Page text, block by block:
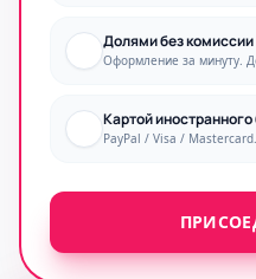
Долями без комиссии
Оформление за минуту.
Картой иностранного
PayPal / Visa /